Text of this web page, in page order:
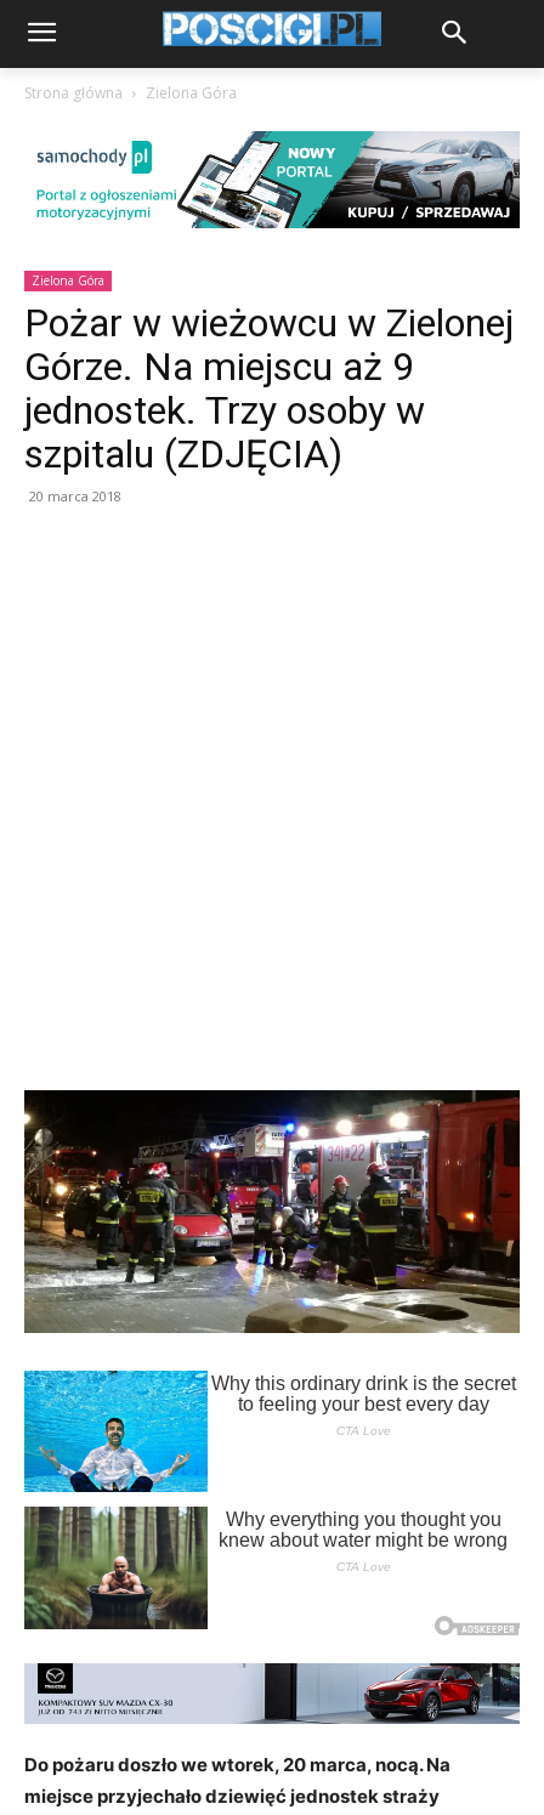
Strona główna Zielona Góra
Zielona Góra
Pożar w wieżowcu w Zielonej
Górze. Na miejscu aż 9
jednostek. Trzy osoby w
szpitalu (ZDJĘCIA)
20 marca 2018
Do pożaru doszło we wtorek, 20 marca, nocą. Na
miejsce przyjechało dziewięć jednostek straży